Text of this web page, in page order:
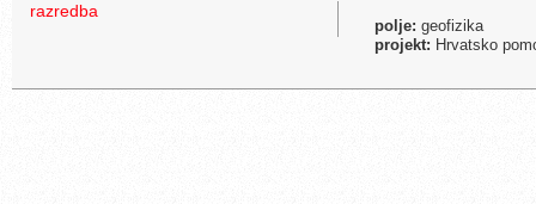
razredba
polje: geofizika
projekt: Hrvatsko